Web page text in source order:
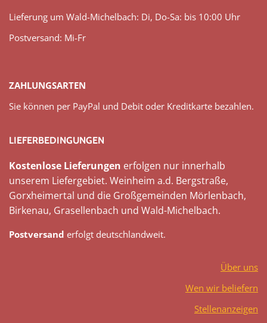
Lieferung um Wald-Michelbach: Di, Do-Sa: bis 10:00 Uhr
Postversand: Mi-Fr
ZAHLUNGSARTEN
Sie können per PayPal und Debit oder Kreditkarte bezahlen.
LIEFERBEDINGUNGEN
Kostenlose Lieferungen erfolgen nur innerhalb
unserem Liefergebiet. Weinheim a.d. Bergstraße,
Gorxheimertal und die Großgemeinden Mörlenbach,
Birkenau, Grasellenbach und Wald-Michelbach.
Postversand erfolgt deutschlandweit.
Über uns
Wen wir beliefern
Stellenanzeigen